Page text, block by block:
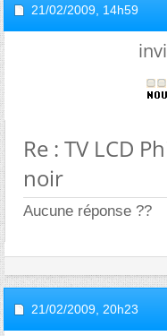
21/02/2009, 14h59
Re : TV LCD
noir
Aucune réponse ??
21/02/2009, 20h23